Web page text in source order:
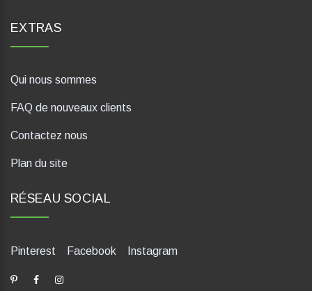
EXTRAS
Qui nous sommes
FAQ de nouveaux clients
Contactez nous
Plan du site
RÉSEAU SOCIAL
Pinterest Facebook Instagram